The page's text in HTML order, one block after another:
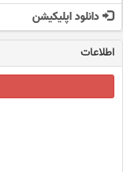
دانلود اپلیکیشن
اطلاعات